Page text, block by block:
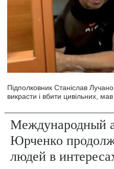
Підполковник Станіслав
викрасти і вбити цивільних,
Международный
Юрченко
людей в